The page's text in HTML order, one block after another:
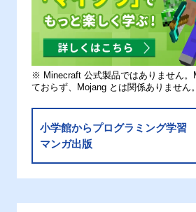
※ Minecraft 公式製品ではありません。
ておらず、Mojang とは関係ありません。
小学館からプログラミング学習
マンガ出版